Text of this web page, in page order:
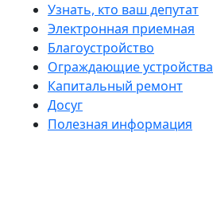
Узнать, кто ваш депутат
Электронная приемная
Благоустройство
Ограждающие устройства
Капитальный ремонт
Досуг
Полезная информация